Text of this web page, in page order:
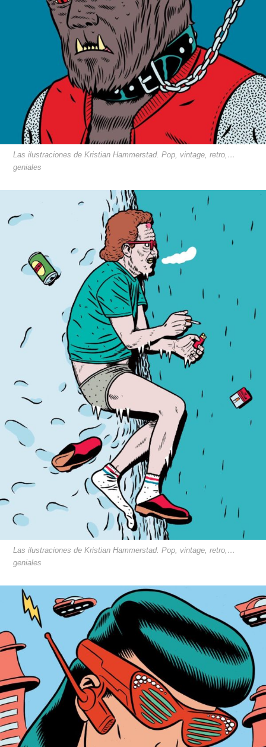
Las ilustraciones de Kristian Hammerstad. Pop, vintage, retro,…
geniales
Las ilustraciones de Kristian Hammerstad. Pop, vintage, retro,…
geniales